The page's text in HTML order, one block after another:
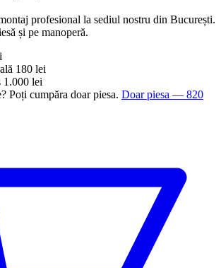
profesional la sediul nostru din București.
și pe manoperă.
180 lei
1.000 lei
Poți cumpăra doar piesa. Doar piesa — 820